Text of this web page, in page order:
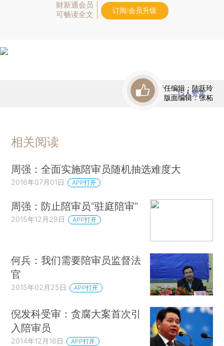
财新通会员
可畅读全文
订阅/会员升级
责任编辑：陆跃玲
版面编辑：张柘
15人赞赏
相关阅读
周强：全面实施陪审员随机抽选难度大
2016年07月01日 APP打开
周强：防止陪审员“驻庭陪审”
2015年12月29日 APP打开
何兵：我们需要陪审员监督法
官
2015年02月25日 APP打开
倪发科受审：贪腐大案首次引
入陪审员
2014年12月16日 APP打开